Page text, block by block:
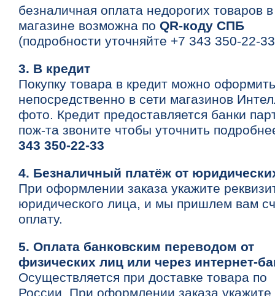
безналичная оплата недорогих товаров в
магазине возможна по QR-коду СПБ
(подробности уточняйте +7 343 350-22-
3. В кредит
Покупку товара в кредит можно оформить
непосредственно в сети магазинов
фото. Кредит предоставляется банки
пож-та звоните чтобы уточнить
343 350-22-33
4. Безналичный платёж от
При оформлении заказа укажите
юридического лица, и мы пришлем вам
оплату.
5. Оплата банковским переводом от
физических лиц или через интернет-
Осуществляется при доставке товара по
России. При оформлении заказа укажите